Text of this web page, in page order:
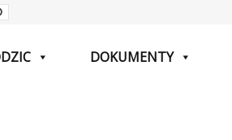
Domyślna
czcionka
DOKUMENTY